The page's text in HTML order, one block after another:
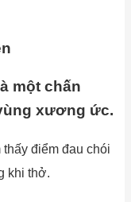
một chấn
xương ức.
điểm đau chói
khi thở.